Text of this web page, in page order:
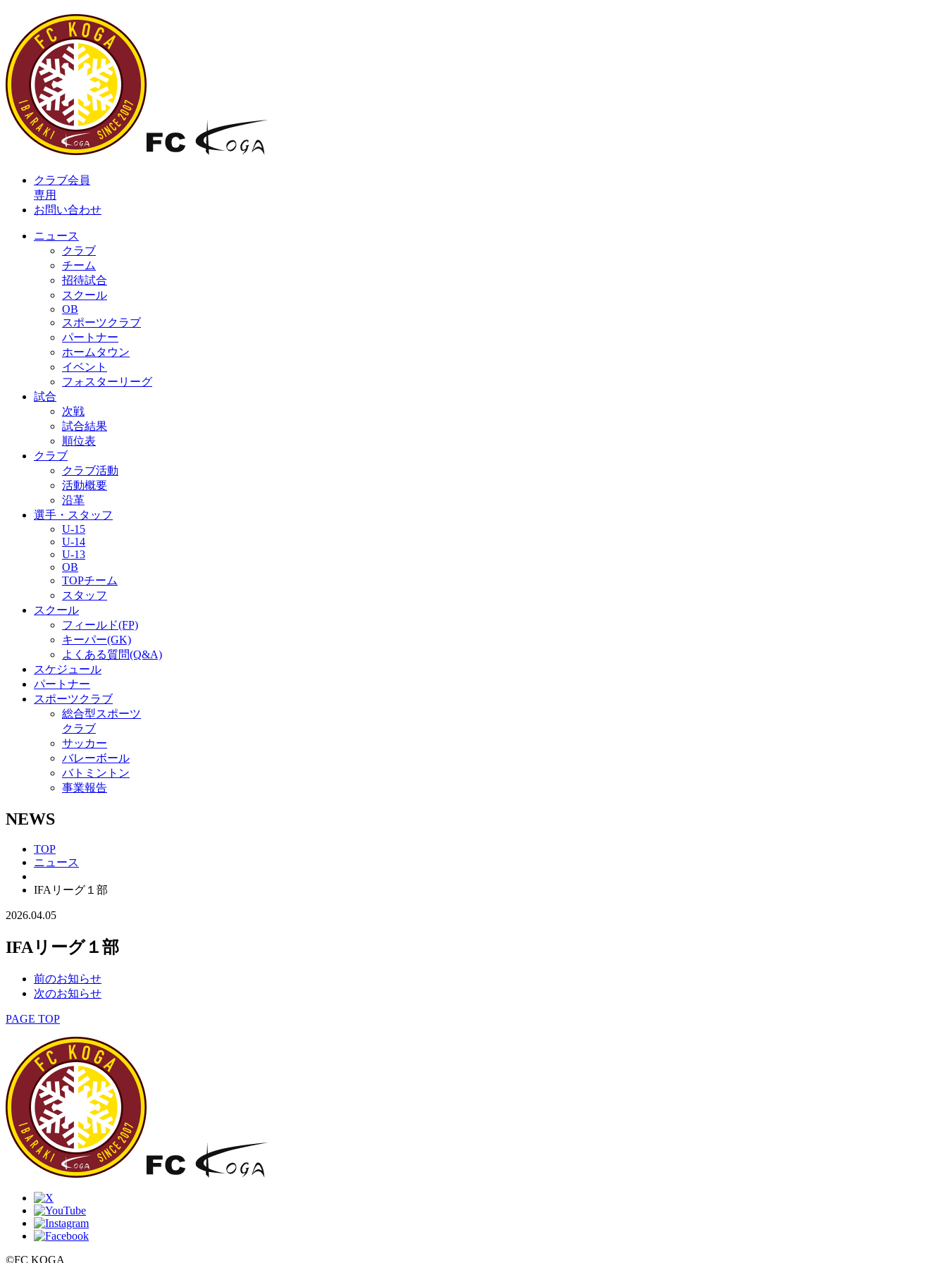
クラブ会員
専用
お問い合わせ
ニュース
クラブ
チーム
招待試合
スクール
OB
スポーツクラブ
パートナー
ホームタウン
イベント
フォスターリーグ
試合
次戦
試合結果
順位表
クラブ
クラブ活動
活動概要
沿革
選手・スタッフ
U-15
U-14
U-13
OB
TOPチーム
スタッフ
スクール
フィールド(FP)
キーパー(GK)
よくある質問(Q&A)
スケジュール
パートナー
スポーツクラブ
総合型スポーツ
クラブ
サッカー
バレーボール
バトミントン
事業報告
NEWS
TOP
ニュース
IFAリーグ１部
2026.04.05
IFAリーグ１部
前のお知らせ
次のお知らせ
PAGE TOP
©FC KOGA